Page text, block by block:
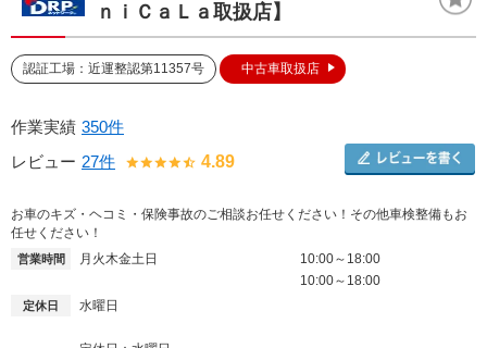
ｎｉＣａＬａ取扱店】
認証工場：近運整認第11357号 中古車取扱店
作業実績 350件
レビュー 27件 4.89
お車のキズ・ヘコミ・保険事故のご相談お任せください！その他車検整備もお
任せください！
営業時間 月火木金土日
10:00～18:00
10:00～18:00
定休日 水曜日